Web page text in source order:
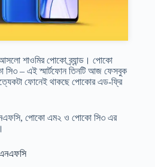
শাওমির পোকো ব্র্যান্ড। পোকো
– এই স্মার্টফোন তিনটি আজ ফেসবুক
ফোনেই থাকছে পোকোর এড-ফ্রি
পোকো এম২ ও পোকো সি৩ এর